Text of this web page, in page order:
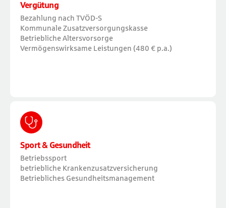
Vergütung
Bezahlung nach TVÖD-S
Kommunale Zusatzversorgungskasse
Betriebliche Altersvorsorge
Vermögenswirksame Leistungen (480 € p.a.)
Sport & Gesundheit
Betriebssport
betriebliche Krankenzusatzversicherung
Betriebliches Gesundheitsmanagement